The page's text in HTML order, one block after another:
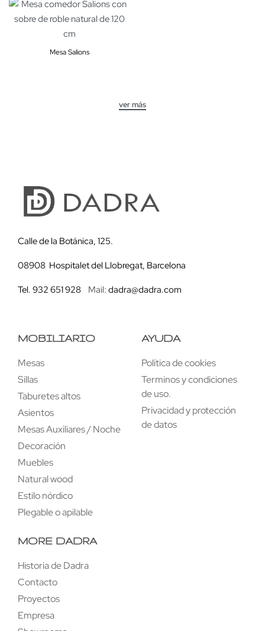
Mesa Salions
Calle de la Botánica, 125.
08908 Hospitalet del Llobregat, Barcelona
Tel. 932 651 928 Mail: dadra@dadra.com
MOBILIARIO
Mesas
Sillas
Taburetes altos
Asientos
Mesas Auxiliares / Noche
Decoración
Muebles
Natural wood
Estilo nórdico
Plegable o apilable
AYUDA
Política de cookies
Terminos y condiciones
de uso.
Privacidad y protección
de datos
MORE DADRA
Historia de Dadra
Contacto
Proyectos
Empresa